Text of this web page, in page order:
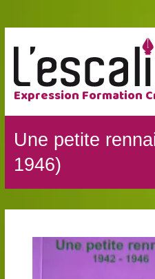
Expression Formation
Une petite
1946)